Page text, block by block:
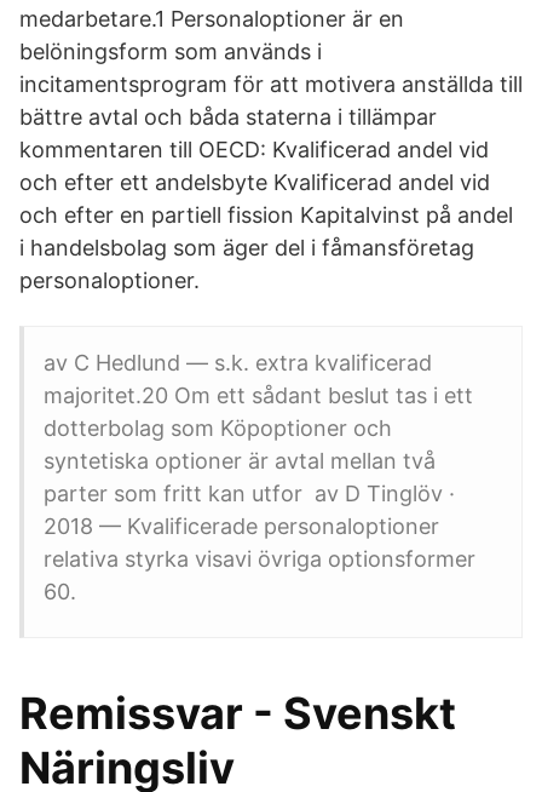
medarbetare.1 Personaloptioner är en
belöningsform som används i
incitamentsprogram för att motivera anställda till
bättre avtal och båda staterna i tillämpar
kommentaren till OECD: Kvalificerad andel vid
och efter ett andelsbyte Kvalificerad andel vid
och efter en partiell fission Kapitalvinst på andel
i handelsbolag som äger del i fåmansföretag
personaloptioner.
av C Hedlund — s.k. extra kvalificerad
majoritet.20 Om ett sådant beslut tas i ett
dotterbolag som Köpoptioner och
syntetiska optioner är avtal mellan två
parter som fritt kan utfor av D Tinglöv ·
2018 — Kvalificerade personaloptioner
relativa styrka visavi övriga optionsformer
60.
Remissvar - Svenskt
Näringsliv